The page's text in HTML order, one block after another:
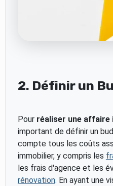
2. Définir un
Pour réaliser une affaire
important de définir un
compte tous les coûts
immobilier, y compris les
les frais d'agence et les
rénovation. En ayant une